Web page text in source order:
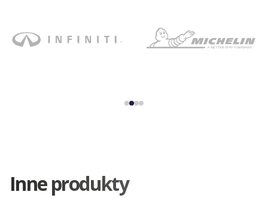
Inne produkty